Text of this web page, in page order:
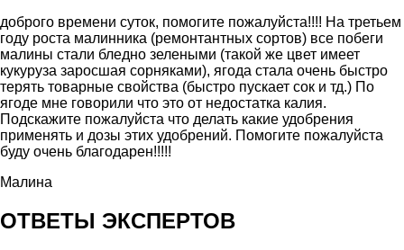
доброго времени суток, помогите пожалуйста!!!! На третьем
году роста малинника (ремонтантных сортов) все побеги
малины стали бледно зелеными (такой же цвет имеет
кукуруза заросшая сорняками), ягода стала очень быстро
терять товарные свойства (быстро пускает сок и тд.) По
ягоде мне говорили что это от недостатка калия.
Подскажите пожалуйста что делать какие удобрения
применять и дозы этих удобрений. Помогите пожалуйста
буду очень благодарен!!!!!
Малина
ОТВЕТЫ ЭКСПЕРТОВ